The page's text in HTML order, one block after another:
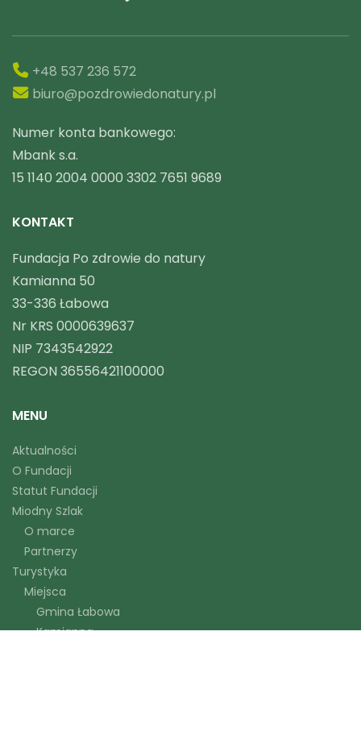
+48 537 236 572
biuro@pozdrowiedonatury.pl
Numer konta bankowego:
Mbank s.a.
15 1140 2004 0000 3302 7651 9689
KONTAKT
Fundacja Po zdrowie do natury
Kamianna 50
33-336 Łabowa
Nr KRS 0000639637
NIP 7343542922
REGON 36556421100000
MENU
Aktualności
O Fundacji
Statut Fundacji
Miodny Szlak
O marce
Partnerzy
Turystyka
Miejsca
Gmina Łabowa
Kamianna